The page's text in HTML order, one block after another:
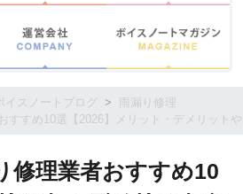
イスノートブログ
雨漏り修理
すすめ10選【2026】メリット・デメリット
修理業者おすすめ10